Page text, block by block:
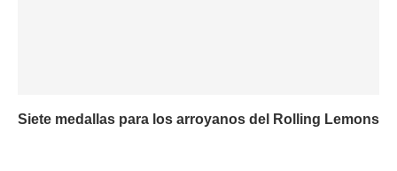
Siete medallas para los arroyanos del Rolling Lemons